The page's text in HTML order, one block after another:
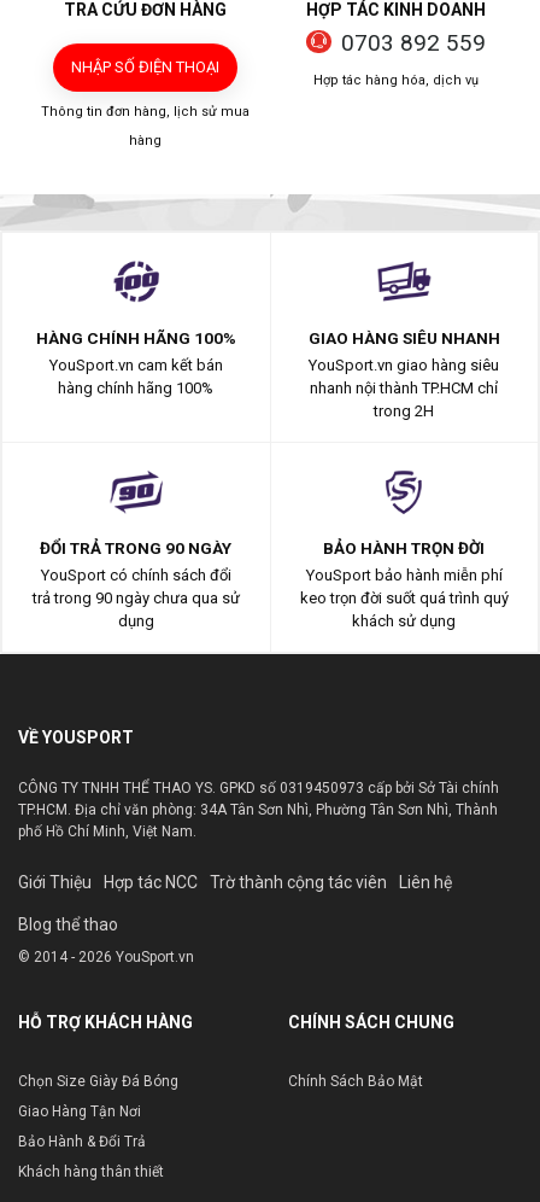
TRA CỨU ĐƠN HÀNG
NHẬP SỐ ĐIỆN THOẠI
Thông tin đơn hàng, lịch sử mua
hàng
HỢP TÁC KINH DOANH
0703 892 559
Hợp tác hàng hóa, dịch vụ
HÀNG CHÍNH HÃNG 100%
YouSport.vn cam kết bán
hàng chính hãng 100%
GIAO HÀNG SIÊU NHANH
YouSport.vn giao hàng siêu
nhanh nội thành TP.HCM chỉ
trong 2H
ĐỔI TRẢ TRONG 90 NGÀY
YouSport có chính sách đổi
trả trong 90 ngày chưa qua sử
dụng
BẢO HÀNH TRỌN ĐỜI
YouSport bảo hành miễn phí
keo trọn đời suốt quá trình quý
khách sử dụng
VỀ YOUSPORT
CÔNG TY TNHH THỂ THAO YS. GPKD số 0319450973 cấp bởi Sở Tài chính
TP.HCM. Địa chỉ văn phòng: 34A Tân Sơn Nhì, Phường Tân Sơn Nhì, Thành
phố Hồ Chí Minh, Việt Nam.
Giới Thiệu Hợp tác NCC Trờ thành cộng tác viên Liên hệ
Blog thể thao
© 2014 - 2026 YouSport.vn
HỖ TRỢ KHÁCH HÀNG
Chọn Size Giày Đá Bóng
Giao Hàng Tận Nơi
Bảo Hành & Đổi Trả
Khách hàng thân thiết
CHÍNH SÁCH CHUNG
Chính Sách Bảo Mật